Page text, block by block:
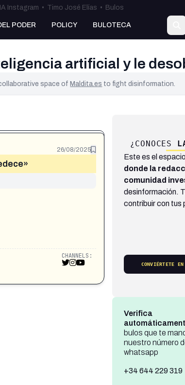
Instagram • Timo José Elías • Bulos
PODER POLICY BULOTECA
artificial y le
space ofMaldita.es to fight disinformation.
26/08/2025
CHANNELS:
¿CONOCES
Este es el
donde la
comunidad
desinformación.
contribuir con tus
CONVIÉRTETE
Verifica
bulos que te
nuestro número
whatsapp
+34 644 229 319